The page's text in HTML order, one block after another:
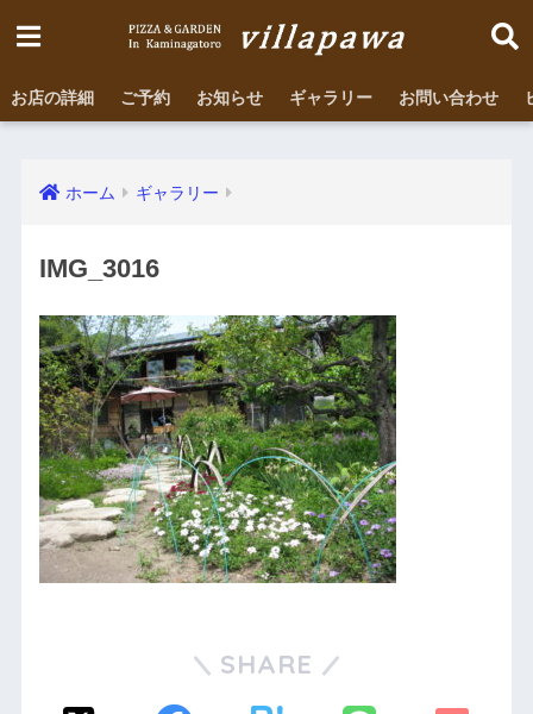
お店の詳細 ご予約 お知らせ ギャラリー お問い合わせ
ホーム ギャラリー
IMG_3016
SHARE